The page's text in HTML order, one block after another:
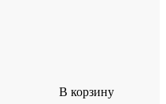
В корзину